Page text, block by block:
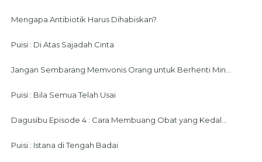
Mengapa Antibiotik Harus Dihabiskan?
Puisi : Di Atas Sajadah Cinta
Jangan Sembarang Memvonis Orang untuk Berhenti Min...
Puisi : Bila Semua Telah Usai
Dagusibu Episode 4 : Cara Membuang Obat yang Kedal...
Puisi : Istana di Tengah Badai